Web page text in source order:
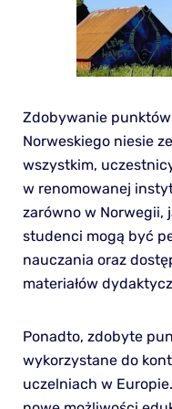
Zdobywanie punktów
Norweskiego niesie
wszystkim,
w renomowanej
zarówno w Norwegii,
studenci mogą być
nauczania oraz
materiałów
Ponadto, zdobyte
wykorzystane do
uczelniach w